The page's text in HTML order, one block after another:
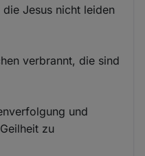
Jesus nicht leiden
verbrannt, die sind
und
zu